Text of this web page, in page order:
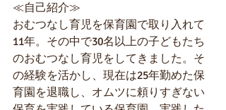
≪自己紹介≫
おむつなし育児を保育園で取り入れて
11年。その中で30名以上の子どもたち
のおむつなし育児をしてきました。そ
の経験を活かし、現在は25年勤めた保
育園を退職し、オムツに頼りすぎない